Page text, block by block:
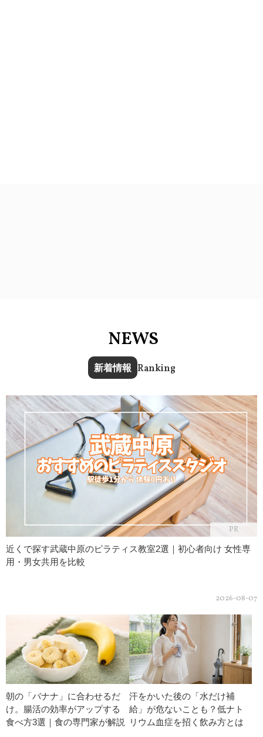
NEWS
新着情報 Ranking
PR
近くで探す武蔵中原のピラティス教室2選｜初心者向け 女性専
用・男女共用を比較
2026-08-07
朝の「バナナ」に合わせるだ
け。腸活の効率がアップする
食べ方3選｜食の専門家が解説
汗をかいた後の「水だけ補
給」が危ないことも？低ナト
リウム血症を招く飲み方とは